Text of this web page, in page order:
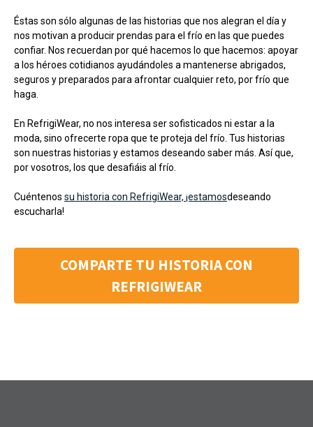
Éstas son sólo algunas de las historias que nos alegran el día y
nos motivan a producir prendas para el frío en las que puedes
confiar. Nos recuerdan por qué hacemos lo que hacemos: apoyar
a los héroes cotidianos ayudándoles a mantenerse abrigados,
seguros y preparados para afrontar cualquier reto, por frío que
haga.
En RefrigiWear, no nos interesa ser sofisticados ni estar a la
moda, sino ofrecerte ropa que te proteja del frío. Tus historias
son nuestras historias y estamos deseando saber más. Así que,
por vosotros, los que desafiáis al frío.
Cuéntenos su historia con RefrigiWear, ¡estamosdeseando
escucharla!
COMPARTE TU HISTORIA CON
REFRIGIWEAR